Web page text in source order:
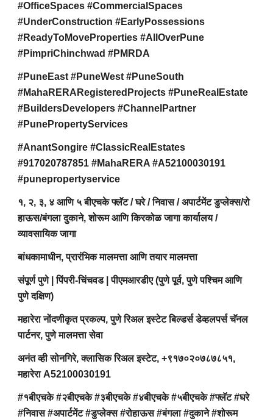
#OfficeSpaces #CommercialSpaces
#UnderConstruction #EarlyPossessions
#ReadyToMoveProperties #AllOverPune
#PimpriChinchwad #PMRDA
#PuneEast #PuneWest #PuneSouth
#MahaRERARegisteredProjects #PuneRealEstate
#BuildersDevelopers #ChannelPartner
#PunePropertyServices
#AnantSongire #ClassicRealEstates
#917020787851 #MahaRERA #A52100030191
#punepropertyservice
१, २, ३, ४ आणि ५ बीएचके फ्लॅट / घरे / निवास / अपार्टमेंट डुप्लेक्स/रो
हाऊस/बंगला दुकाने, शोरूम आणि किरकोळ जागा कार्यालय /
व्यावसायिक जागा
बांधकामाधीन, प्रारंभिक मालमत्ता आणि तयार मालमत्ता
संपूर्ण पुणे | पिंपरी-चिंचवड | पीएमआरडीए (पुणे पूर्व, पुणे पश्चिम आणि
पुणे दक्षिण)
महारेरा नोंदणीकृत प्रकल्प, पुणे रिअल इस्टेट बिल्डर्स डेव्हलपर्स चॅनल
पार्टनर, पुणे मालमत्ता सेवा
अनंत व्ही सोनगिरे, क्लासिक रिअल इस्टेट, +९१७०२०७८७८५१,
महारेरा A52100030191
#१बीएचके #२बीएचके #३बीएचके #४बीएचके #५बीएचके #फ्लॅट #घरे
#निवास #अपार्टमेंट #डुप्लेक्स #रोहाऊस #बंगला #दुकाने #शोरूम